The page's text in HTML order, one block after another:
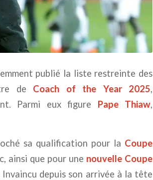
publié la liste restreinte des
de Coach of the Year 2025,
Parmi eux figure Pape Thiaw,
sa qualification pour la Coupe
ainsi que pour une nouvelle Coupe
depuis son arrivée à la tête